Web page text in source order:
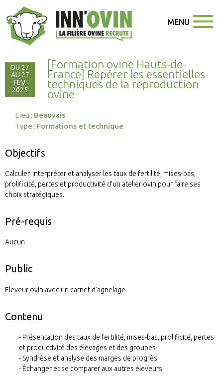
MENU
DU 27
AU 27
FÉV.
2025
[Formation ovine Hauts-de-
France] Repérer les essentielles
techniques de la reproduction
ovine
Lieu : Beauvais
Type : Formations et technique
Objectifs
Calculer, interpréter et analyser les taux de fertilité, mises-bas,
prolificité, pertes et productivité d’un atelier ovin pour faire ses
choix stratégiques.
Pré-requis
Aucun
Public
Eleveur ovin avec un carnet d’agnelage
Contenu
Présentation des taux de fertilité, mises-bas, prolificité, pertes
et productivité des élevages et des groupes
Synthèse et analyse des marges de progrès
Échanger et se comparer aux autres éleveurs.